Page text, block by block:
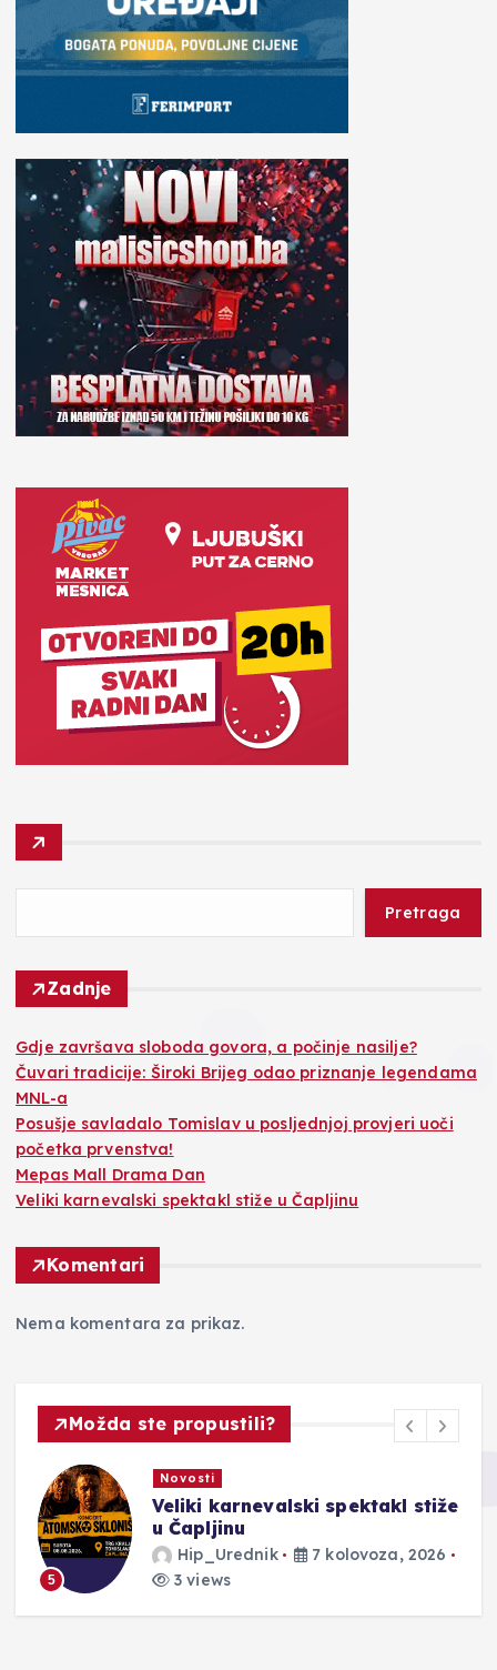
Pretraga
Zadnje
Gdje završava sloboda govora, a počinje nasilje?
Čuvari tradicije: Široki Brijeg odao priznanje legendama
MNL-a
Posušje savladalo Tomislav u posljednjoj provjeri uoči
početka prvenstva!
Mepas Mall Drama Dan
Veliki karnevalski spektakl stiže u Čapljinu
Komentari
Nema komentara za prikaz.
Možda ste propustili?
5
Novosti
Veliki karnevalski spektakl stiže
u Čapljinu
Hip_Urednik
7 kolovoza, 2026
3 views